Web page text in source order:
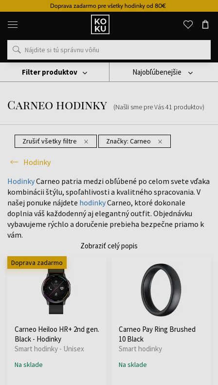
Doprava zadarmo pre všetky hodinky od 80€
Originálne
parfémy
hodinky
na
mieste
Hodinky
Carneo Hodinky
Carneo hodinky (Našli sme pre Vás41 produktov)
Najobľúbenejšie
Zrušiť všetky filtre Značky: Carneo
Hodinky
Filter produktov
HodinkyCarneo patria medzi obľúbené po celom svete vďaka
kombinácii štýlu, spoľahlivosti a kvalitného spracovania. V
našej ponuke nájdete hodinkyCarneo, ktoré dokonale
doplnia váš každodenný aj elegantný outfit. Objednávku
vybavujeme rýchlo a doručenie prebieha bezpečne priamo k
vám.
Zobraziť celý popis
Doprava zadarmo
Carneo Heiloo HR+ 2nd gen.
Black - Hodinky
Smart hodinky - Unisex
Na sklade
Carneo Pay Ring Brushed
10 Black
Smart hodinky
Na sklade